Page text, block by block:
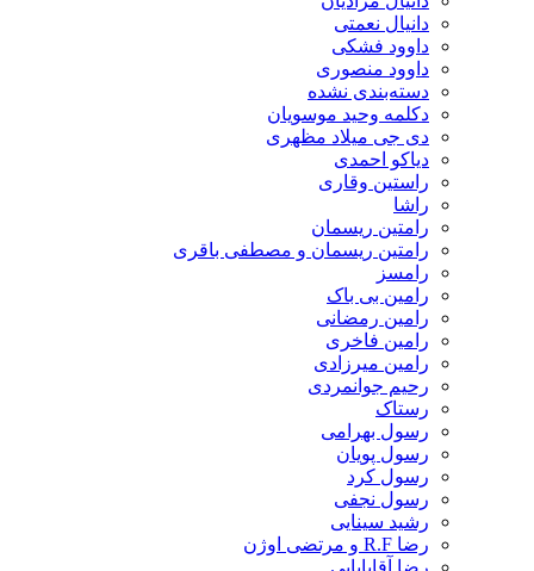
دانیال نعمتی
داوود فشکی
داوود منصوری
دسته‌بندی نشده
دکلمه وحید موسویان
دی جی میلاد مظهری
دیاکو احمدی
راستین وقاری
راشا
رامتین ریسمان
رامتین ریسمان و مصطفی باقری
رامسز
رامین بی باک
رامین رمضانی
رامین فاخری
رامین میرزادی
رحیم جوانمردی
رستاک
رسول بهرامی
رسول پویان
رسول کرد
رسول نجفی
رشید سینایی
رضا R.F و مرتضی اوژن
رضا آقابابایی